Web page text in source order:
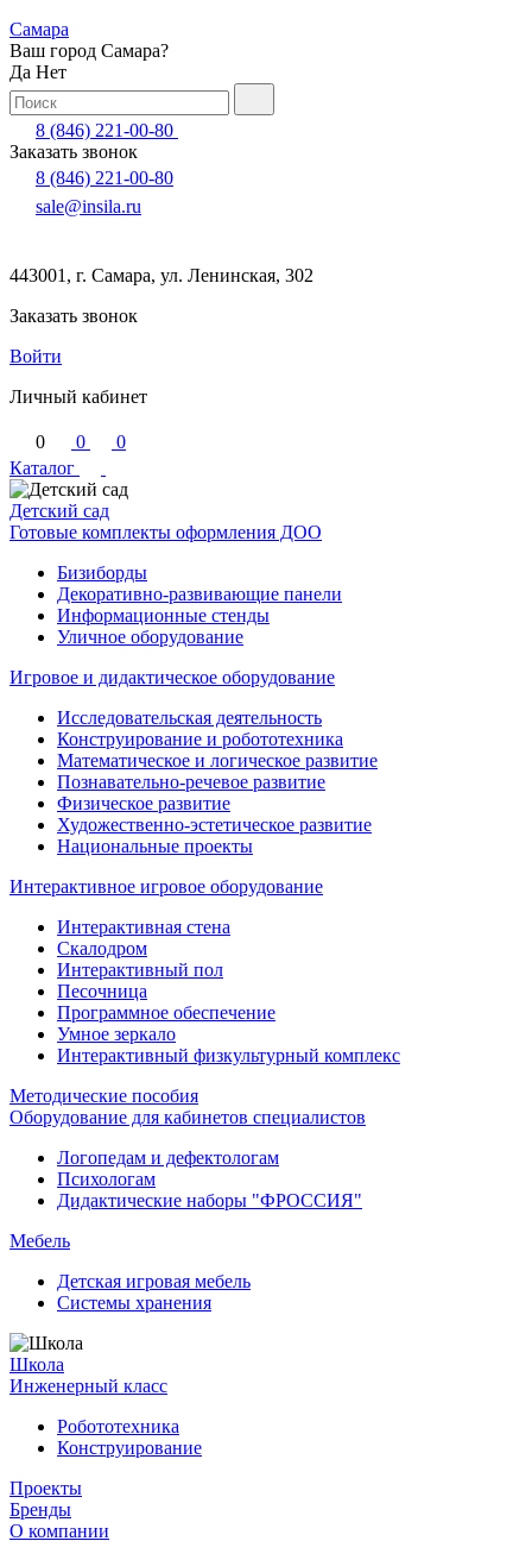
Самара
Ваш город Самара?
Да Нет
8 (846) 221-00-80
Заказать звонок
8 (846) 221-00-80
sale@insila.ru
443001, г. Самара, ул. Ленинская, 302
Заказать звонок
Войти
Личный кабинет
0 0
0
Каталог
Детский сад
Готовые комплекты оформления ДОО
Бизиборды
Декоративно-развивающие панели
Информационные стенды
Уличное оборудование
Игровое и дидактическое оборудование
Исследовательская деятельность
Конструирование и робототехника
Математическое и логическое развитие
Познавательно-речевое развитие
Физическое развитие
Художественно-эстетическое развитие
Национальные проекты
Интерактивное игровое оборудование
Интерактивная стена
Скалодром
Интерактивный пол
Песочница
Программное обеспечение
Умное зеркало
Интерактивный физкультурный комплекс
Методические пособия
Оборудование для кабинетов специалистов
Логопедам и дефектологам
Психологам
Дидактические наборы "ФРОССИЯ"
Мебель
Детская игровая мебель
Системы хранения
Школа
Инженерный класс
Робототехника
Конструирование
Проекты
Бренды
О компании